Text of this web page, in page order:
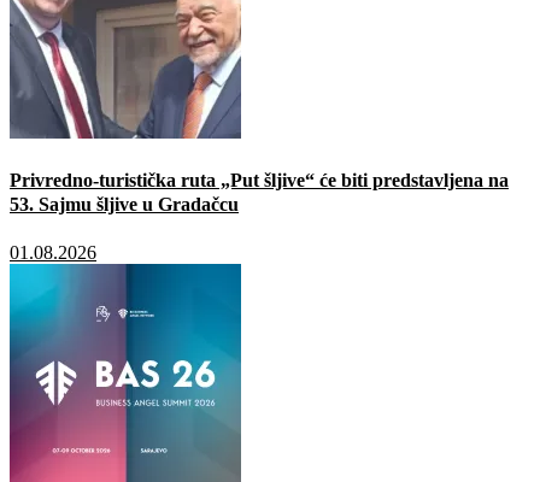
Privredno-turistička ruta „Put šljive“ će biti predstavljena na
53. Sajmu šljive u Gradačcu
01.08.2026